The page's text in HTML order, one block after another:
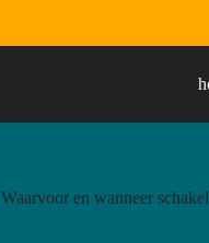
Waarvoor en wanneer